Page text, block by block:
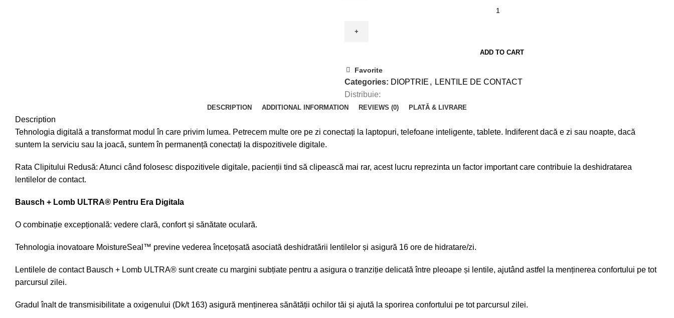
lentile
ADD TO CART
Favorite
Categories: DIOPTRIE , LENTILE DE CONTACT
Distribuie:
DESCRIPTION ADDITIONAL INFORMATION REVIEWS (0) PLATĂ & LIVRARE
Description
Tehnologia digitală a transformat modul în care privim lumea. Petrecem multe ore pe zi conectați la laptopuri, telefoane inteligente, tablete. Indiferent dacă e zi sau noapte, dacă
suntem la serviciu sau la joacă, suntem în permanență conectați la dispozitivele digitale.
Rata Clipitului Redusă: Atunci când folosesc dispozitivele digitale, pacienții tind să clipească mai rar, acest lucru reprezinta un factor important care contribuie la deshidratarea
lentilelor de contact.
Bausch + Lomb ULTRA® Pentru Era Digitala
O combinație excepțională: vedere clară, confort și sănătate oculară.
Tehnologia inovatoare MoistureSeal™ previne vederea încețoșată asociată deshidratării lentilelor și asigură 16 ore de hidratare/zi.
Lentilele de contact Bausch + Lomb ULTRA® sunt create cu margini subțiate pentru a asigura o tranziție delicată între pleoape și lentile, ajutând astfel la menținerea confortului pe tot
parcursul zilei.
Gradul înalt de transmisibilitate a oxigenului (Dk/t 163) asigură menținerea sănătății ochilor tăi și ajută la sporirea confortului pe tot parcursul zilei.